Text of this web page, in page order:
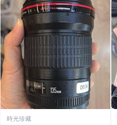
時光珍藏